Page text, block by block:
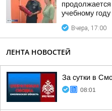
учебному году
Вчера, 17:00
ЛЕНТА НОВОСТЕЙ
За сутки в
08:01